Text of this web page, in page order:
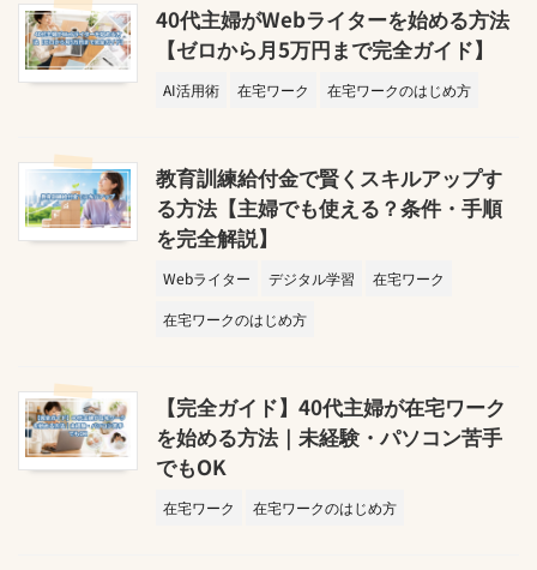
40代主婦がWebライターを始める方法
【ゼロから月5万円まで完全ガイド】
AI活用術 在宅ワーク 在宅ワークのはじめ方
教育訓練給付金で賢くスキルアップす
る方法【主婦でも使える？条件・手順
を完全解説】
Webライター デジタル学習
在宅ワーク
在宅ワークのはじめ方
【完全ガイド】40代主婦が在宅ワーク
を始める方法｜未経験・パソコン苦手
でもOK
在宅ワーク 在宅ワークのはじめ方